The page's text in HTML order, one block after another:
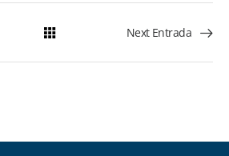
Next Entrada